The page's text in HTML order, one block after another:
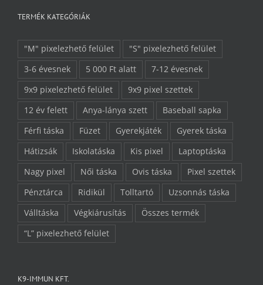
TERMÉK KATEGÓRIÁK
"M" pixelezhető felület
"S" pixelezhető felület
3-6 évesnek
5 000 Ft alatt
7-12 évesnek
9x9 pixelezhető felület
9x9 pixel szettek
12 év felett
Anya-lánya szett
Baseball sapka
Férfi táska
Füzet Gyerekjáték
Gyerek táska
Hátizsák
Iskolatáska Kis pixel
Laptoptáska
Nagy pixel
Női táska Ovis táska
Pixel szettek
Pénztárca
Ridikül Tolltartó
Uzsonnás táska
Válltáska
Végkiárusítás
Összes termék
“L” pixelezhető felület
K9-IMMUN KFT.